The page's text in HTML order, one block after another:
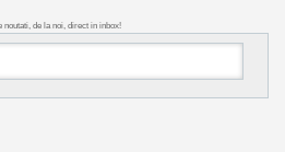
de la noi, direct in inbox!